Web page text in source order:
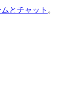
とチャット 。